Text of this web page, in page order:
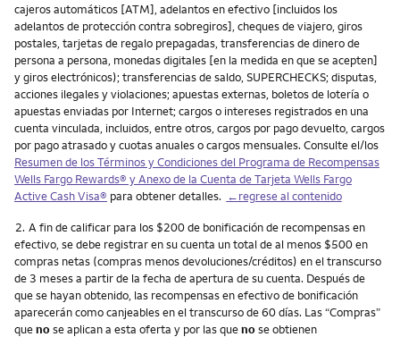
cajeros automáticos [ATM], adelantos en efectivo [incluidos los
adelantos de protección contra sobregiros], cheques de viajero, giros
postales, tarjetas de regalo prepagadas, transferencias de dinero de
persona a persona, monedas digitales [en la medida en que se acepten]
y giros electrónicos); transferencias de saldo, SUPERCHECKS; disputas,
acciones ilegales y violaciones; apuestas externas, boletos de lotería o
apuestas enviadas por Internet; cargos o intereses registrados en una
cuenta vinculada, incluidos, entre otros, cargos por pago devuelto, cargos
por pago atrasado y cuotas anuales o cargos mensuales. Consulte el/los
Resumen de los Términos y Condiciones del Programa de Recompensas
Wells Fargo Rewards® y Anexo de la Cuenta de Tarjeta Wells Fargo
Active Cash Visa® para obtener detalles. ←regrese al contenido
Nota
2. A fin de calificar para los $200 de bonificación de recompensas en
efectivo, se debe registrar en su cuenta un total de al menos $500 en
compras netas (compras menos devoluciones/créditos) en el transcurso
de 3 meses a partir de la fecha de apertura de su cuenta. Después de
que se hayan obtenido, las recompensas en efectivo de bonificación
aparecerán como canjeables en el transcurso de 60 días. Las “Compras”
quenose aplican a esta oferta y por las quenose obtienen